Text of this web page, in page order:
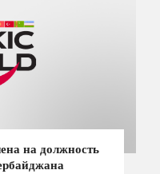
на должность